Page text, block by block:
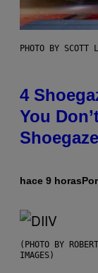
PHOTO BY SCOTT
4
You
Shoegaze
hace 9 horasPor
(PHOTO BY
IMAGES)